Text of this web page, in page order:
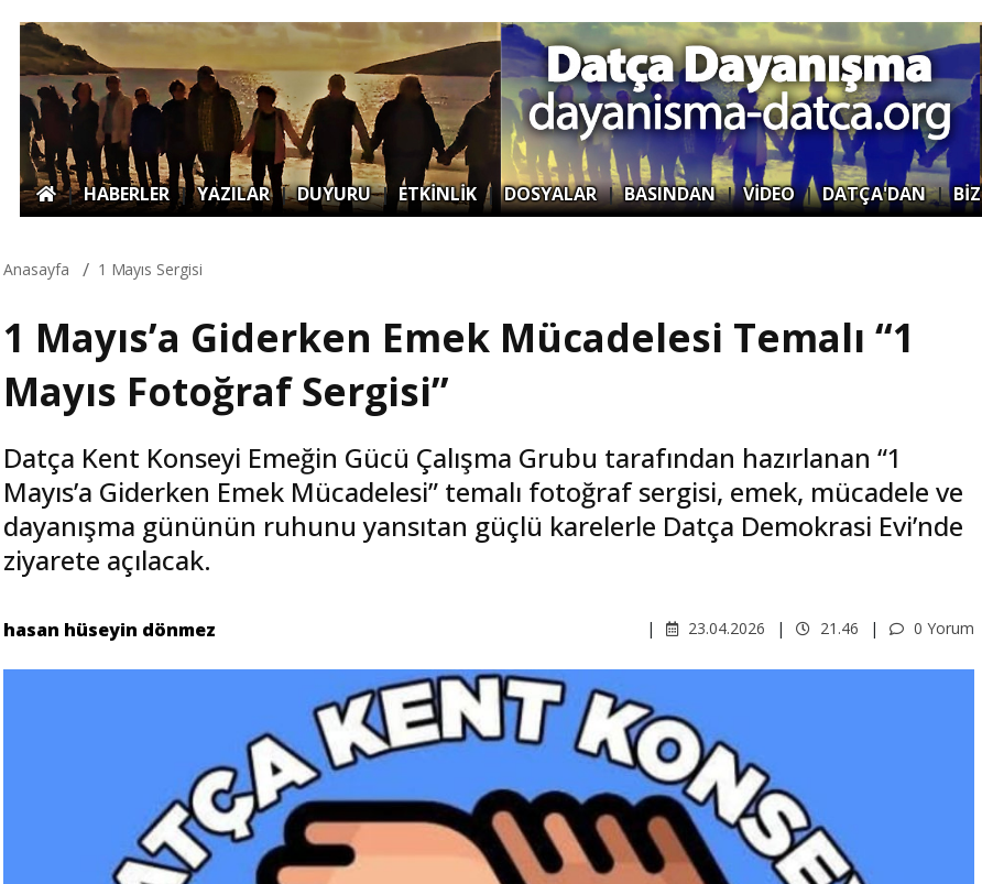
|HABERLER|YAZILAR|DUYURU| ETKİNLİK |DOSYALAR|BASINDAN|VİDEO|DATÇA'DAN|BİZ
Anasayfa 1 Mayıs Sergisi
1 Mayıs’a Giderken Emek Mücadelesi Temalı “1
Mayıs Fotoğraf Sergisi”
Datça Kent Konseyi Emeğin Gücü Çalışma Grubu tarafından hazırlanan “1
Mayıs’a Giderken Emek Mücadelesi” temalı fotoğraf sergisi, emek, mücadele ve
dayanışma gününün ruhunu yansıtan güçlü karelerle Datça Demokrasi Evi’nde
ziyarete açılacak.
hasan hüseyin dönmez 0 Yorum
21.46
23.04.2026